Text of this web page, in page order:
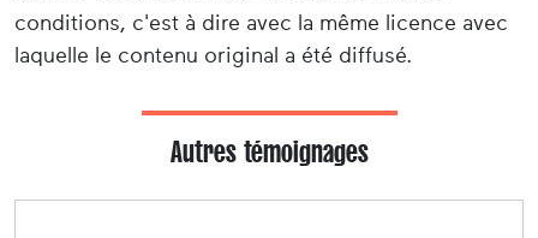
conditions, c'est à dire avec la même licence avec
laquelle le contenu original a été diffusé.
Autres témoignages